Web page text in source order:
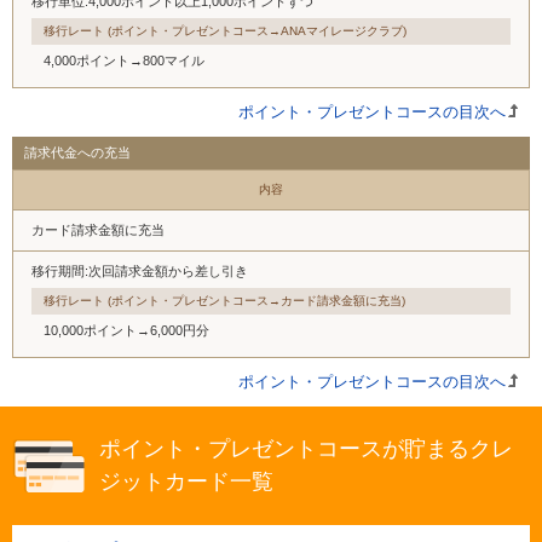
移行レート (ポイント・プレゼントコース→ANAマイレージクラブ)
4,000ポイント→800マイル
ポイント・プレゼントコースの目次へ
請求代金への充当
内容
カード請求金額に充当
移行期間:次回請求金額から差し引き
移行レート (ポイント・プレゼントコース→カード請求金額に充当)
10,000ポイント→6,000円分
ポイント・プレゼントコースの目次へ
ポイント・プレゼントコースが貯まるクレ
ジットカード一覧